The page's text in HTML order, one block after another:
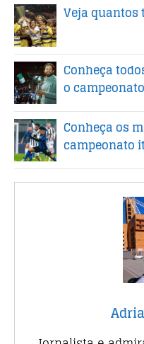
Veja quantos
Conheça
o
Conheça os
campeonato